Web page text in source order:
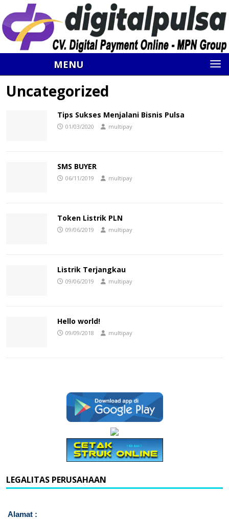
MENU
Uncategorized
Tips Sukses Menjalani Bisnis Pulsa
01/03/2020 multipay
SMS BUYER
06/11/2019 multipay
Token Listrik PLN
09/06/2019 multipay
Listrik Terjangkau
09/06/2019 multipay
Hello world!
09/09/2018 multipay
LEGALITAS PERUSAHAAN
Alamat :